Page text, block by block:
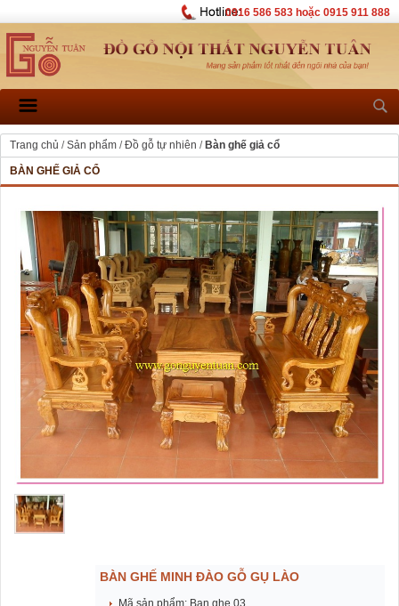
0916 586 583 hoặc 0915 911 888
Trang chủ /Sản phẩm /Đồ gỗ tự nhiên / Bàn ghế giả cổ
BÀN GHẾ GIẢ CỔ
BÀN GHẾ MINH ĐÀO GỖ GỤ LÀO